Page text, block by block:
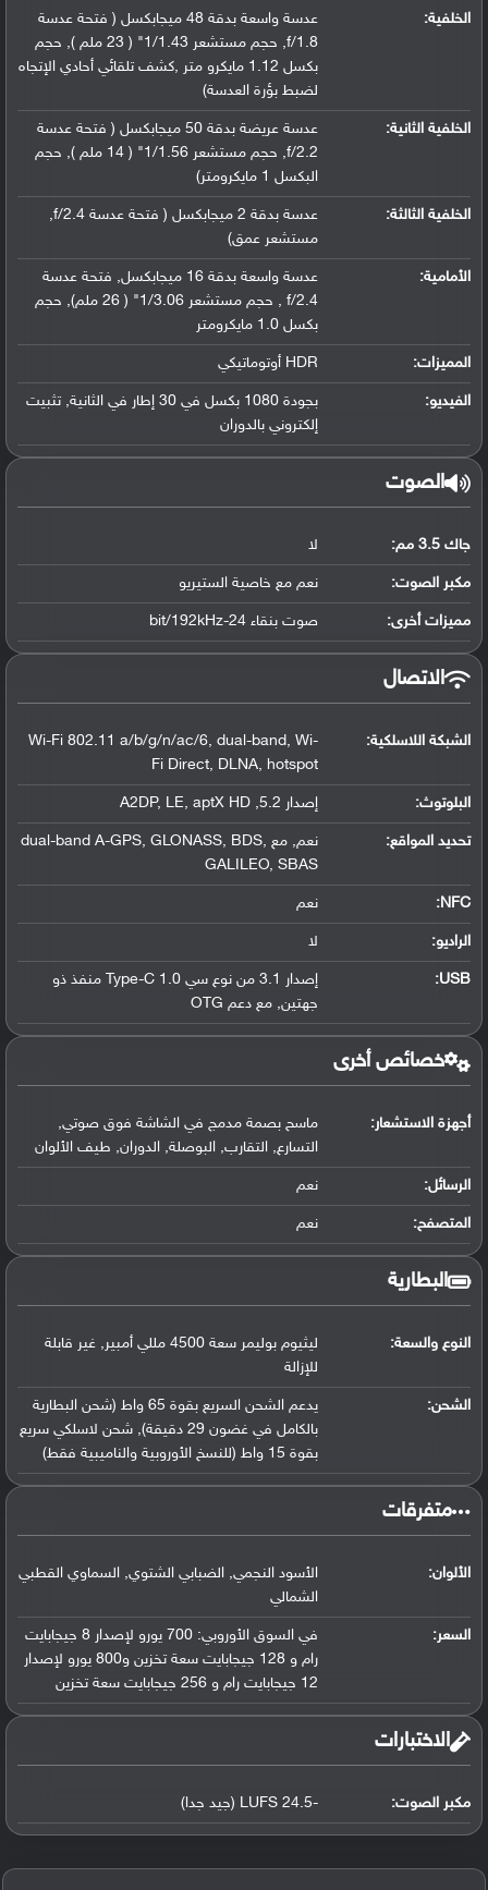
الخلفية:
عدسة واسعة بدقة 48 ميجابكسل ( فتحة عدسة
f/1.8, حجم مستشعر 1/1.43" ( 23 ملم ), حجم
بكسل 1.12 مايكرو متر ,كشف تلقائي أحادي الإتجاه
لضبط بؤرة العدسة)
الخلفية الثانية:
عدسة عريضة بدقة 50 ميجابكسل ( فتحة عدسة
f/2.2, حجم مستشعر 1/1.56" ( 14 ملم ), حجم
البكسل 1 مايكرومتر)
الخلفية الثالثة:
عدسة بدقة 2 ميجابكسل ( فتحة عدسة f/2.4,
مستشعر عمق)
الأمامية:
عدسة واسعة بدقة 16 ميجابكسل, فتحة عدسة
f/2.4 , حجم مستشعر 1/3.06" ( 26 ملم), حجم
بكسل 1.0 مايكرومتر
المميزات: HDR أوتوماتيكي
الفيديو:
بجودة 1080 بكسل في 30 إطار في الثانية, تثبيت
إلكتروني بالدوران
الصوت
جاك 3.5 مم: لا
مكبر الصوت: نعم مع خاصية الستيريو
مميزات أخرى: صوت بنقاء 24-bit/192kHz
الاتصال
الشبكة اللاسلكية:
Wi-Fi 802.11 a/b/g/n/ac/6, dual-band, Wi-
Fi Direct, DLNA, hotspot
البلوتوث: إصدار 5.2, A2DP, LE, aptX HD
تحديد المواقع:
نعم, مع dual-band A-GPS, GLONASS, BDS,
GALILEO, SBAS
NFC
: نعم
الراديو: لا
USB
:
إصدار 3.1 من نوع سي Type-C 1.0 منفذ ذو
جهتين, مع دعم OTG
خصائص أخرى
أجهزة الاستشعار:
ماسح بصمة مدمج في الشاشة فوق صوتي,
التسارع, التقارب, البوصلة, الدوران, طيف الألوان
الرسائل: نعم
المتصفح: نعم
البطارية
النوع والسعة:
ليثيوم بوليمر سعة 4500 مللي أمبير, غير قابلة
للإزالة
الشحن:
يدعم الشحن السريع بقوة 65 واط (شحن البطارية
بالكامل في غضون 29 دقيقة), شحن لاسلكي سريع
بقوة 15 واط (للنسخ الأوروبية والناميبية فقط)
‏متفرقات‏
الألوان:
الأسود النجمي, الضبابي الشتوي, السماوي القطبي
الشمالي
السعر:
في السوق الأوروبي: 700 يورو لإصدار 8 جيجابايت
رام و 128 جيجابايت سعة تخزين و800 يورو لإصدار
12 جيجابايت رام و 256 جيجابايت سعة تخزين
‏الاختبارات‏
مكبر الصوت: -24.5 LUFS (جيد جدا)